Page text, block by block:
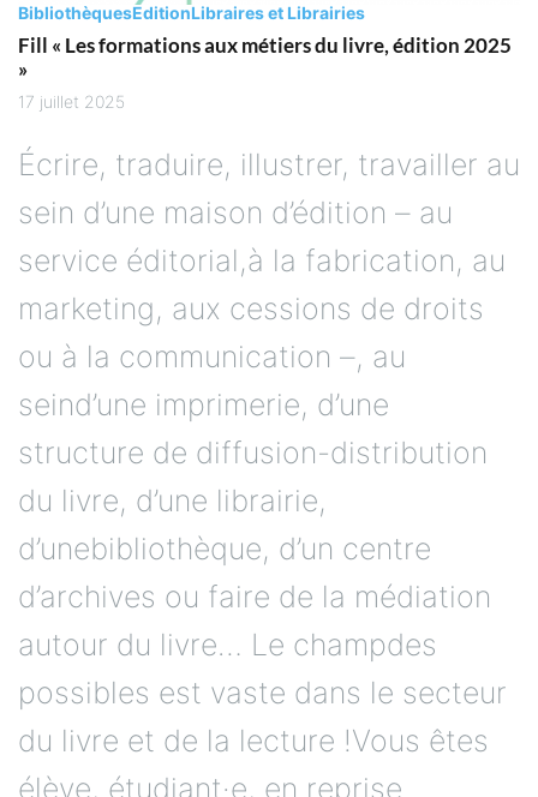
Fill « Les formations aux métiers du livre, édition 2025
»
17 juillet 2025
sein d’une maison d’édition – au
service éditorial,à la fabrication, au
marketing, aux cessions de droits
ou à la communication –, au
seind’une imprimerie, d’une
structure de diffusion-distribution
du livre, d’une librairie,
d’unebibliothèque, d’un centre
d’archives ou faire de la médiation
autour du livre… Le champdes
possibles est vaste dans le secteur
du livre et de la lecture !Vous êtes
élève, étudiant·e, en reprise